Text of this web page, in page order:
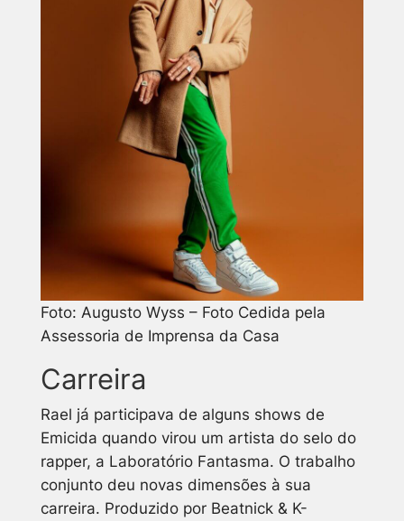
Foto: Augusto Wyss – Foto Cedida pela
Assessoria de Imprensa da Casa
Carreira
Rael já participava de alguns shows de
Emicida quando virou um artista do selo do
rapper, a Laboratório Fantasma. O trabalho
conjunto deu novas dimensões à sua
carreira. Produzido por Beatnick & K-